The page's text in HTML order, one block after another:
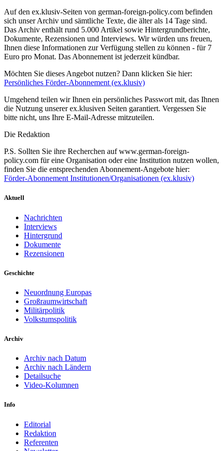
Auf den ex.klusiv-Seiten von german-foreign-policy.com befinden
sich unser Archiv und sämtliche Texte, die älter als 14 Tage sind.
Das Archiv enthält rund 5.000 Artikel sowie Hintergrundberichte,
Dokumente, Rezensionen und Interviews. Wir würden uns freuen,
Ihnen diese Informationen zur Verfügung stellen zu können - für 7
Euro pro Monat. Das Abonnement ist jederzeit kündbar.
Möchten Sie dieses Angebot nutzen? Dann klicken Sie hier:
Persönliches Förder-Abonnement (ex.klusiv)
Umgehend teilen wir Ihnen ein persönliches Passwort mit, das Ihnen
die Nutzung unserer ex.klusiven Seiten garantiert. Vergessen Sie
bitte nicht, uns Ihre E-Mail-Adresse mitzuteilen.
Die Redaktion
P.S. Sollten Sie ihre Recherchen auf www.german-foreign-
policy.com für eine Organisation oder eine Institution nutzen wollen,
finden Sie die entsprechenden Abonnement-Angebote hier:
Förder-Abonnement Institutionen/Organisationen (ex.klusiv)
Aktuell
Nachrichten
Interviews
Hintergrund
Dokumente
Rezensionen
Geschichte
Neuordnung Europas
Großraumwirtschaft
Militärpolitik
Volkstumspolitik
Archiv
Archiv nach Datum
Archiv nach Ländern
Detailsuche
Video-Kolumnen
Info
Editorial
Redaktion
Referenten